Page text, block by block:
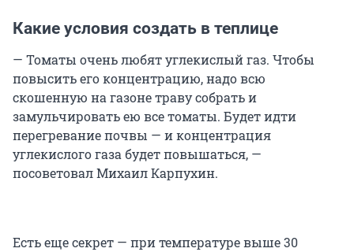
Какие условия создать в теплице
— Томаты очень любят углекислый газ. Чтобы
повысить его концентрацию, надо всю
скошенную на газоне траву собрать и
замульчировать ею все томаты. Будет идти
перегревание почвы — и концентрация
углекислого газа будет повышаться, —
посоветовал Михаил Карпухин.
Есть еще секрет — при температуре выше 30